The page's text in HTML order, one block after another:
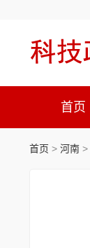
首页
首页 > 河南 >